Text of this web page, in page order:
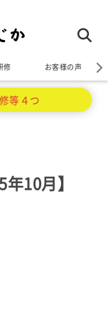
修 お客様の声
等４つ
10月】